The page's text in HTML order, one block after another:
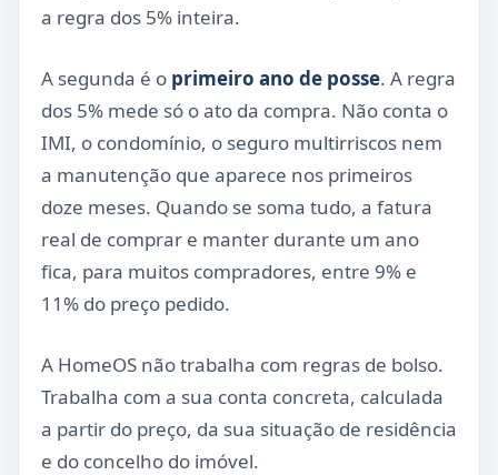
a regra dos 5% inteira.
A segunda é o primeiro ano de posse. A regra
dos 5% mede só o ato da compra. Não conta o
IMI, o condomínio, o seguro multirriscos nem
a manutenção que aparece nos primeiros
doze meses. Quando se soma tudo, a fatura
real de comprar e manter durante um ano
fica, para muitos compradores, entre 9% e
11% do preço pedido.
A HomeOS não trabalha com regras de bolso.
Trabalha com a sua conta concreta, calculada
a partir do preço, da sua situação de residência
e do concelho do imóvel.